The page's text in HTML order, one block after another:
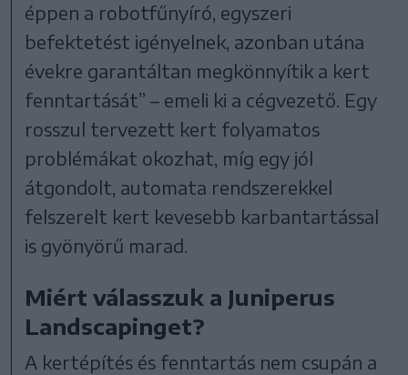
éppen a robotfűnyíró, egyszeri
befektetést igényelnek, azonban utána
évekre garantáltan megkönnyítik a kert
fenntartását” – emeli ki a cégvezető. Egy
rosszul tervezett kert folyamatos
problémákat okozhat, míg egy jól
átgondolt, automata rendszerekkel
felszerelt kert kevesebb karbantartással
is gyönyörű marad.
Miért válasszuk a Juniperus
Landscapinget?
A kertépítés és fenntartás nem csupán a